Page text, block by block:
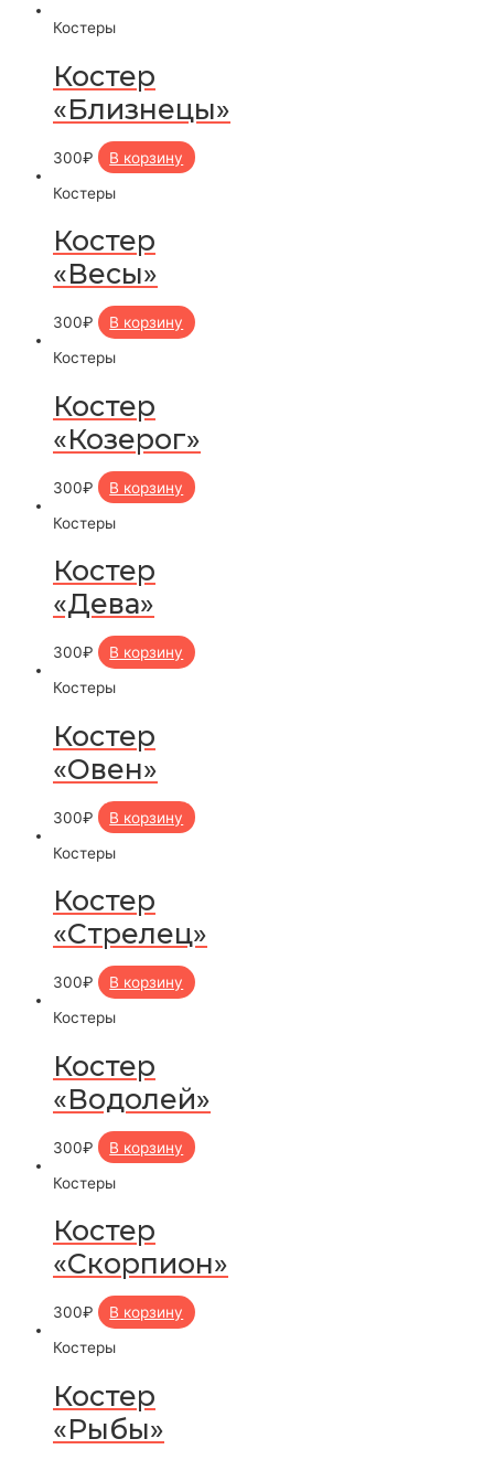
Костеры
Костер
«Близнецы»
300₽
В корзину
Костеры
Костер
«Весы»
300₽
В корзину
Костеры
Костер
«Козерог»
300₽
В корзину
Костеры
Костер
«Дева»
300₽
В корзину
Костеры
Костер
«Овен»
300₽
В корзину
Костеры
Костер
«Стрелец»
300₽
В корзину
Костеры
Костер
«Водолей»
300₽
В корзину
Костеры
Костер
«Скорпион»
300₽
В корзину
Костеры
Костер
«Рыбы»